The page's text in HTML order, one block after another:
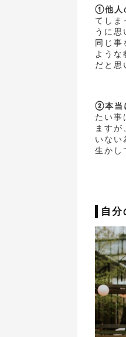
①他人
てしま
うに
同じ事
よう
だと思
②本当
たい事
ます
いない
生かし
自分